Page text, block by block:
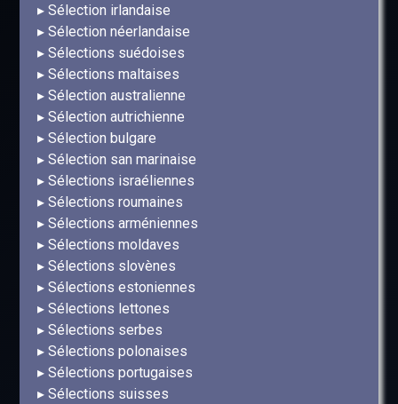
Sélection irlandaise
Sélection néerlandaise
Sélections suédoises
Sélections maltaises
Sélection australienne
Sélection autrichienne
Sélection bulgare
Sélection san marinaise
Sélections israéliennes
Sélections roumaines
Sélections arméniennes
Sélections moldaves
Sélections slovènes
Sélections estoniennes
Sélections lettones
Sélections serbes
Sélections polonaises
Sélections portugaises
Sélections suisses